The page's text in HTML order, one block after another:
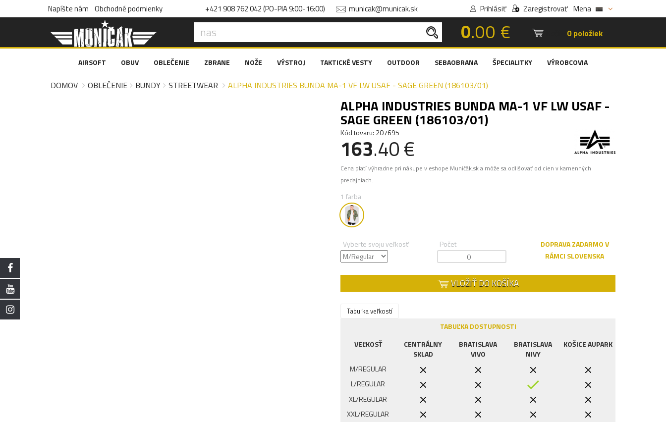
Napíšte nám Obchodné podmienky +421 908 762 042 (PO-PIA 9:00-16:00) municak@municak.sk Prihlásiť Zaregistrovať Mena
0.00 € 0 položiek
AIRSOFT OBUV OBLEČENIE ZBRANE NOŽE VÝSTROJ TAKTICKÉ VESTY OUTDOOR SEBAOBRANA ŠPECIALITKY VÝROBCOVIA
DOMOV OBLEČENIE BUNDY STREETWEAR ALPHA INDUSTRIES BUNDA MA-1 VF LW USAF - SAGE GREEN (186103/01)
ALPHA INDUSTRIES BUNDA MA-1 VF LW USAF -
SAGE GREEN (186103/01)
Kód tovaru: 207695
163.40 €
Cena platí výhradne pri nákupe v eshope Muničák.sk a môže sa odlišovať od cien v kamenných
predajniach.
1 farba
Vyberte svoju veľkosť Počet
DOPRAVA ZADARMO V
RÁMCI SLOVENSKA
VLOŽIŤ DO KOŠÍKA
Tabuľka veľkostí
TABUĽKA DOSTUPNOSTI
VEĽKOSŤ
CENTRÁLNY
SKLAD
BRATISLAVA
VIVO
BRATISLAVA
NIVY
KOŠICE AUPARK
M/REGULAR
L/REGULAR
XL/REGULAR
XXL/REGULAR